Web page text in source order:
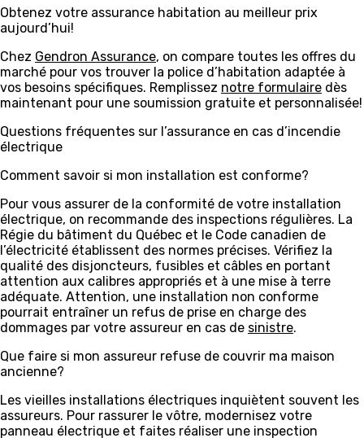
Obtenez votre assurance habitation au meilleur prix
aujourd’hui!
Chez Gendron Assurance, on compare toutes les offres du
marché pour vos trouver la police d’habitation adaptée à
vos besoins spécifiques. Remplissez notre formulaire dès
maintenant pour une soumission gratuite et personnalisée!
Questions fréquentes sur l’assurance en cas d’incendie
électrique
Comment savoir si mon installation est conforme?
Pour vous assurer de la conformité de votre installation
électrique, on recommande des inspections régulières. La
Régie du bâtiment du Québec et le Code canadien de
l’électricité établissent des normes précises. Vérifiez la
qualité des disjoncteurs, fusibles et câbles en portant
attention aux calibres appropriés et à une mise à terre
adéquate. Attention, une installation non conforme
pourrait entraîner un refus de prise en charge des
dommages par votre assureur en cas de sinistre.
Que faire si mon assureur refuse de couvrir ma maison
ancienne?
Les vieilles installations électriques inquiètent souvent les
assureurs. Pour rassurer le vôtre, modernisez votre
panneau électrique et faites réaliser une inspection